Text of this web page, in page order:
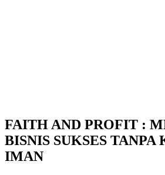
FAITH AND PROFIT :
BISNIS SUKSES
IMAN